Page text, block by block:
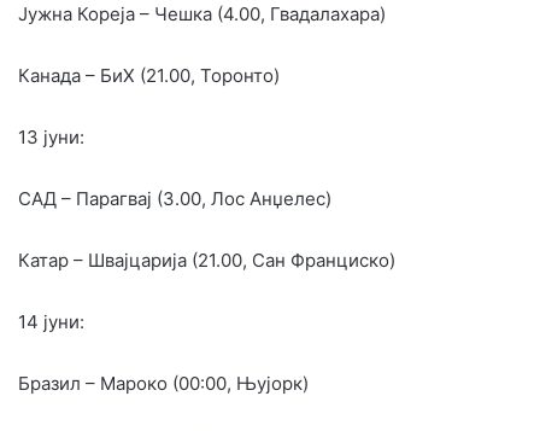
Јужна Кореја – Чешка (4.00, Гвадалахара)
Канада – БиХ (21.00, Торонто)
13 јуни:
САД – Парагвај (3.00, Лос Анџелес)
Катар – Швајцарија (21.00, Сан Франциско)
14 јуни:
Бразил – Мароко (00:00, Њујорк)